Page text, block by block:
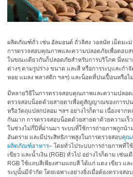
เตรียม
พิมพ์
งาน
พิมพ์
สิ่ง
สินค้า
การ
วัด
สี
การ
วัด
ผลิตภัณฑ์ถั่ว เช่น อัลมอนด์ ถั่วลิสง วอลนัท เม็ดมะ
การตรวจสอบคุณภาพและความปลอดภัยเพื่อตอบ
ในขณะเดียวกันก็ปลอดภัยสำหรับการบริโภค นี่หมา
ต่างๆ ตามรูปร่าง ขนาด และสี หรือการระบุและกำ
หอย แมลง พลาสติก ฯลฯ) และน็อตที่ปนเปื้อนหรือ
มีหลายวิธีในการตรวจสอบคุณภาพและความปลอด
ตรวจสอบน็อตด้วยสายตาเพื่อดูสัญญาณของการป
หรือวัตถุแปลกปลอม ฯลฯ อย่างไรก็ตาม เนื่องจาก
กันมาก การตรวจสอบน็อตด้วยสายตาด้วยความเร็
ในช่วงไม่กี่ปีที่ผ่านมา ระบบที่ใช้การถ่ายภาพถูกนำ
อันตราย และมีประสิทธิภาพสูงในการตรวจสอบคุณ
ผลิตภัณฑ์อาหาร– โดยทั่วไประบบการถ่ายภาพที่ใ
เขียว และน้ำเงิน (RGB) ทั่วไป อย่างไรก็ตาม เช่นเ
RGB ใช้แถบสีเพียงสามแถบสี ได้แก่ แดง เขียว แล
ระบุนั้นมีจำกัด โดยเฉพาะอย่างยิ่งเมื่อต้องตรวจส